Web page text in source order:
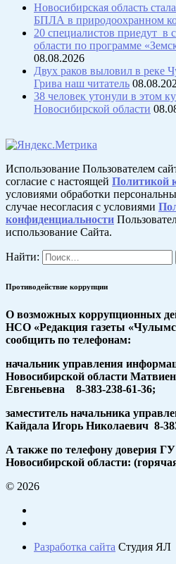
Новосибирская область
БПЛА в природоохранном
20 специалистов приедут в
области по программе
08.08.2026
Двух раков выловил в реке
Грива наш читатель
38 человек утонули в этом
Новосибирской области
Использование Пользователем
согласие с настоящей Политикой
условиями обработки
случае несогласия с условиями
конфиденциальности
использование Сайта.
Найти:
Противодействие коррупции
О возможных коррупционных
НСО «Редакция газеты
сообщить по телефонам:
начальник управления
Новосибирской области
Евгеньевна 8-383-238-61-36;
заместитель начальника
Кайдала Игорь Николаевич 8-
А также по телефону доверия
Новосибирской области:
© 2026
Разработка сайта Студия ЯЛ